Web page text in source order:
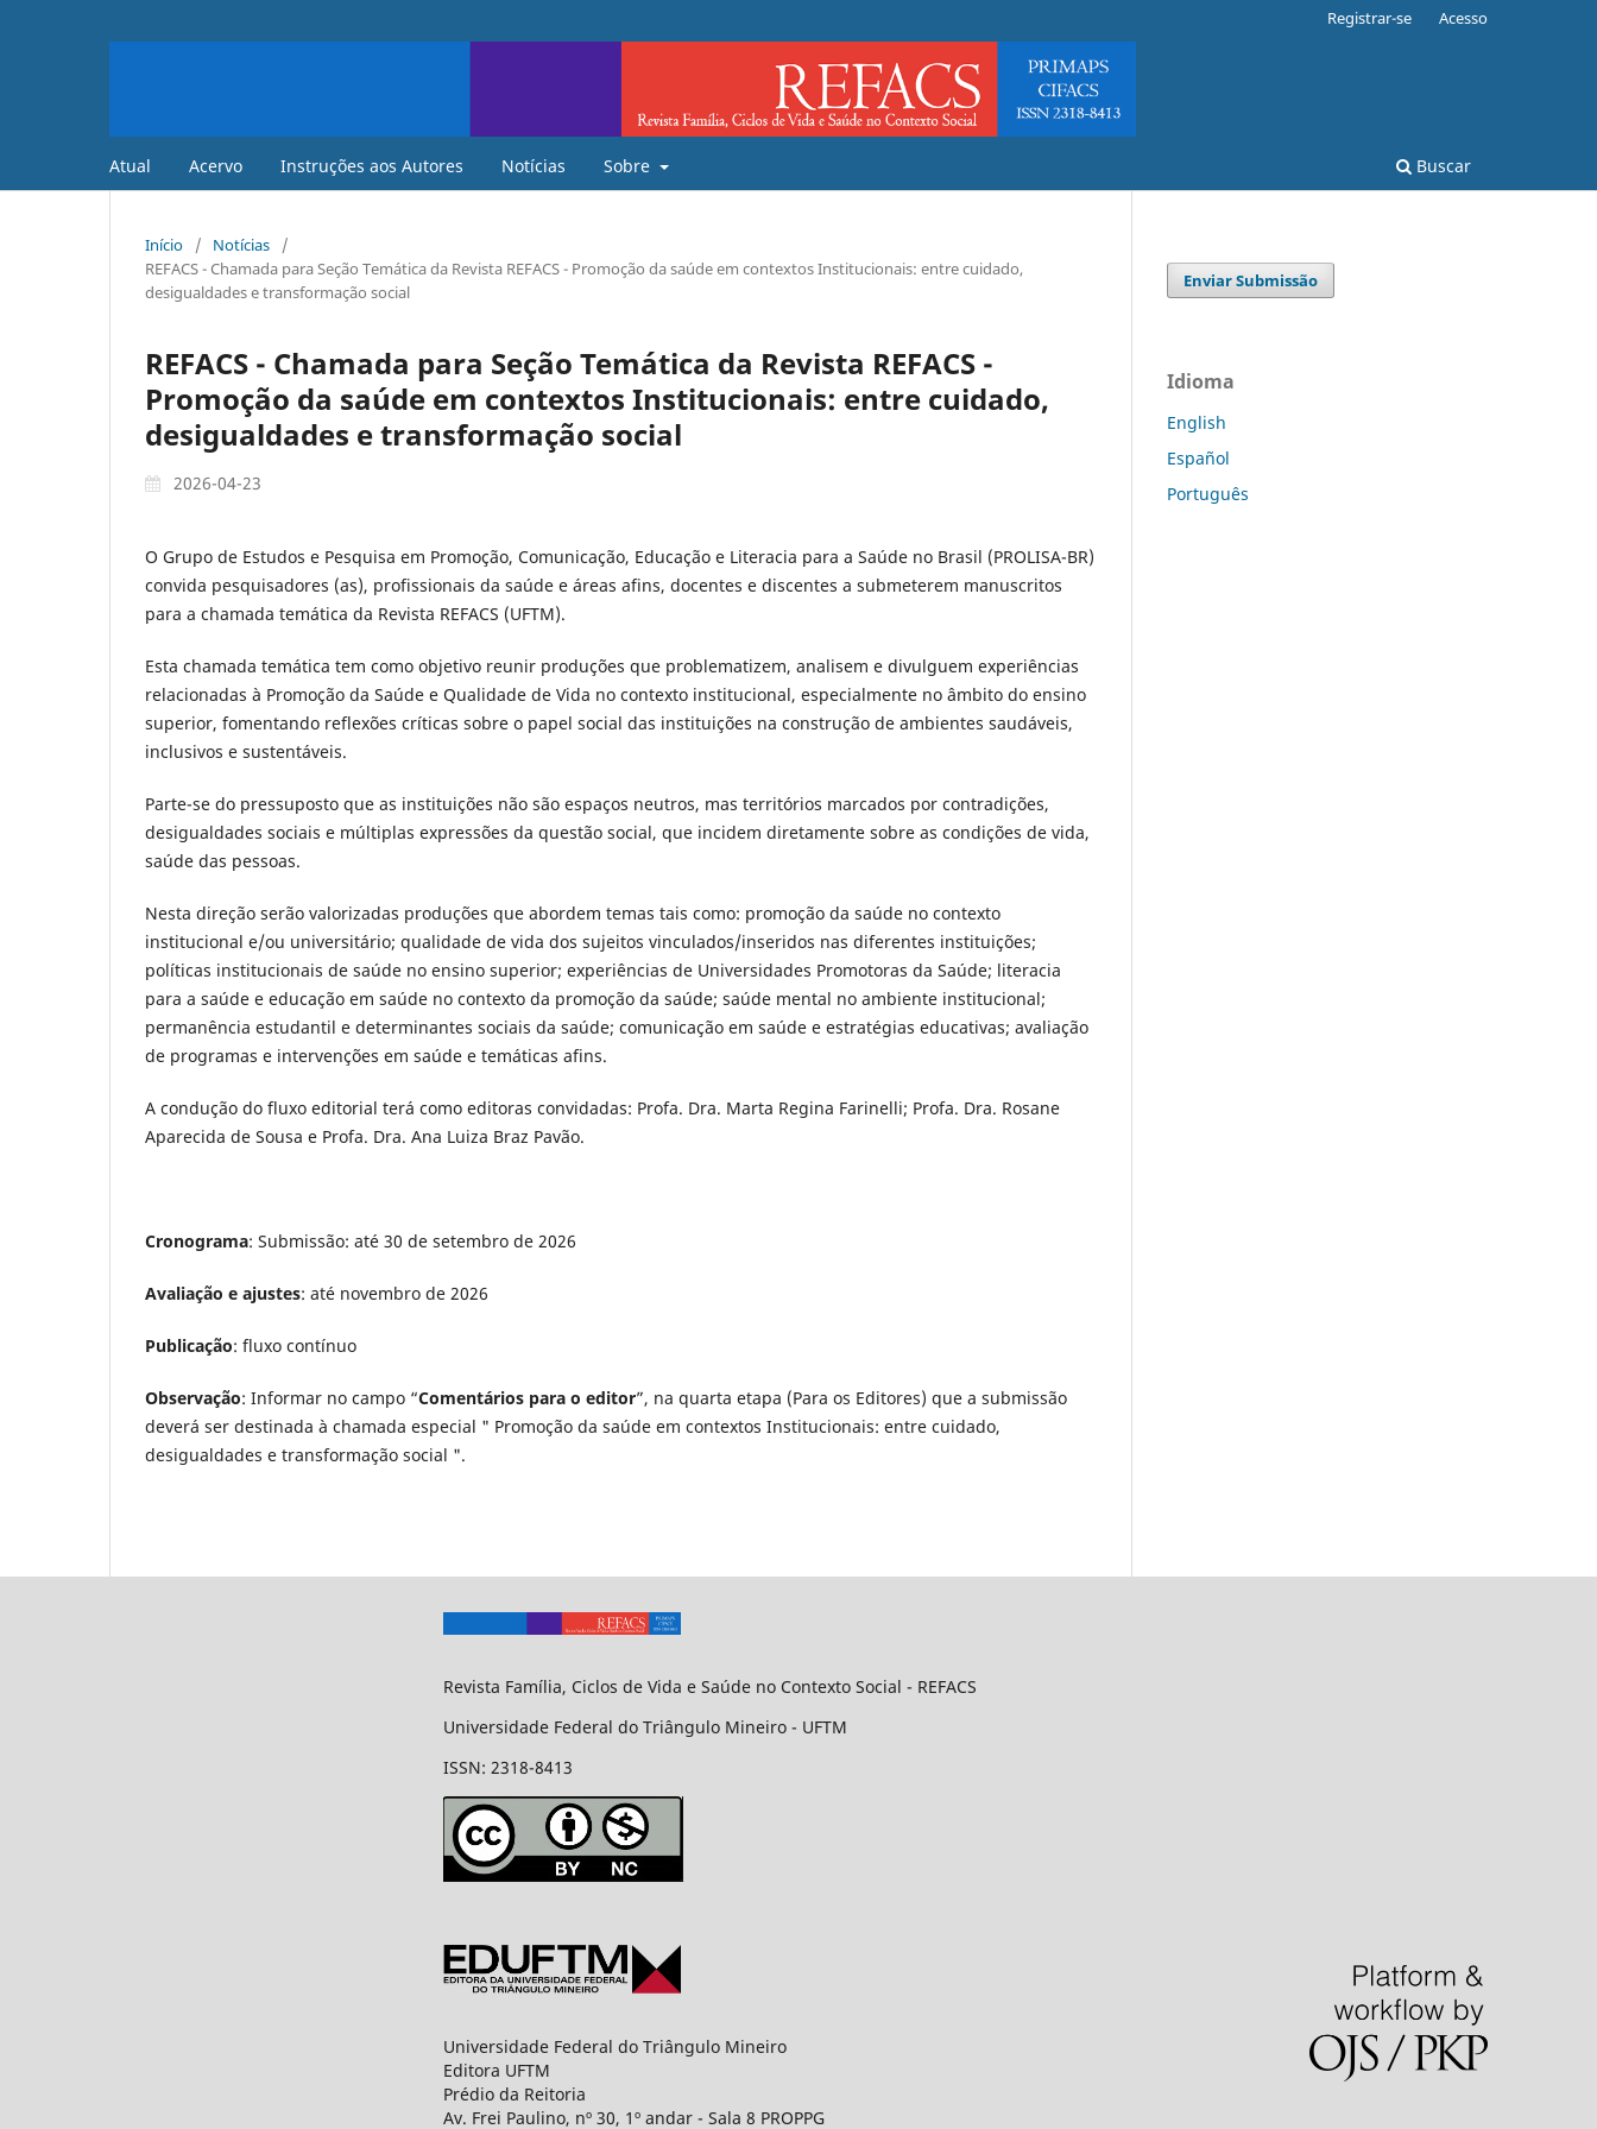
Atual Acervo Instruções aos Autores Notícias Sobre Buscar
Registrar-se Acesso
Início / Notícias
/
REFACS - Chamada para Seção Temática da Revista REFACS - Promoção da saúde em contextos Institucionais: entre cuidado,
desigualdades e transformação social
REFACS - Chamada para Seção Temática da Revista REFACS -
Promoção da saúde em contextos Institucionais: entre cuidado,
desigualdades e transformação social
2026-04-23
O Grupo de Estudos e Pesquisa em Promoção, Comunicação, Educação e Literacia para a Saúde no Brasil (PROLISA-BR)
convida pesquisadores (as), profissionais da saúde e áreas afins, docentes e discentes a submeterem manuscritos
para a chamada temática da Revista REFACS (UFTM).
Esta chamada temática tem como objetivo reunir produções que problematizem, analisem e divulguem experiências
relacionadas à Promoção da Saúde e Qualidade de Vida no contexto institucional, especialmente no âmbito do ensino
superior, fomentando reflexões críticas sobre o papel social das instituições na construção de ambientes saudáveis,
inclusivos e sustentáveis.
Parte-se do pressuposto que as instituições não são espaços neutros, mas territórios marcados por contradições,
desigualdades sociais e múltiplas expressões da questão social, que incidem diretamente sobre as condições de vida,
saúde das pessoas.
Nesta direção serão valorizadas produções que abordem temas tais como: promoção da saúde no contexto
institucional e/ou universitário; qualidade de vida dos sujeitos vinculados/inseridos nas diferentes instituições;
políticas institucionais de saúde no ensino superior; experiências de Universidades Promotoras da Saúde; literacia
para a saúde e educação em saúde no contexto da promoção da saúde; saúde mental no ambiente institucional;
permanência estudantil e determinantes sociais da saúde; comunicação em saúde e estratégias educativas; avaliação
de programas e intervenções em saúde e temáticas afins.
A condução do fluxo editorial terá como editoras convidadas: Profa. Dra. Marta Regina Farinelli; Profa. Dra. Rosane
Aparecida de Sousa e Profa. Dra. Ana Luiza Braz Pavão.
Cronograma: Submissão: até 30 de setembro de 2026
Avaliação e ajustes: até novembro de 2026
Publicação: fluxo contínuo
Observação: Informar no campo “Comentários para o editor”, na quarta etapa (Para os Editores) que a submissão
deverá ser destinada à chamada especial " Promoção da saúde em contextos Institucionais: entre cuidado,
desigualdades e transformação social ".
Enviar Submissão
Idioma
English
Español
Português
Revista Família, Ciclos de Vida e Saúde no Contexto Social - REFACS
Universidade Federal do Triângulo Mineiro - UFTM
ISSN: 2318-8413
Universidade Federal do Triângulo Mineiro
Editora UFTM
Prédio da Reitoria
Av. Frei Paulino, nº 30, 1º andar - Sala 8 PROPPG